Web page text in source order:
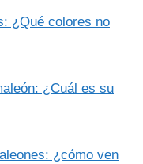
¿Qué colores no
¿Cuál es su
¿cómo ven